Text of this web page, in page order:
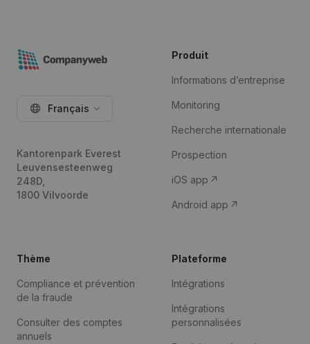
Français
Kantorenpark Everest
Leuvensesteenweg
248D,
1800 Vilvoorde
Produit
Informations d’entreprise
Monitoring
Recherche internationale
Prospection
iOS app
Android app
Thème
Compliance et prévention
de la fraude
Consulter des comptes
annuels
Plateforme
Intégrations
Intégrations
personnalisées